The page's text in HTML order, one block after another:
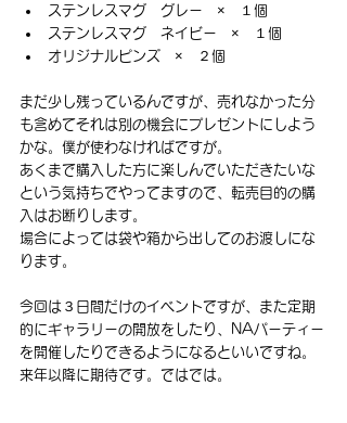
ステンレスマグ　グレー　×　１個
ステンレスマグ　ネイビー　×　１個
オリジナルピンズ　×　２個
まだ少し残っているんですが、売れなかった分
も含めてそれは別の機会にプレゼントにしよう
かな。僕が使わなければですが。
あくまで購入した方に楽しんでいただきたいな
という気持ちでやってますので、転売目的の購
入はお断りします。
場合によっては袋や箱から出してのお渡しにな
ります。
今回は３日間だけのイベントですが、また定期
的にギャラリーの開放をしたり、NAパーティー
を開催したりできるようになるといいですね。
来年以降に期待です。ではでは。